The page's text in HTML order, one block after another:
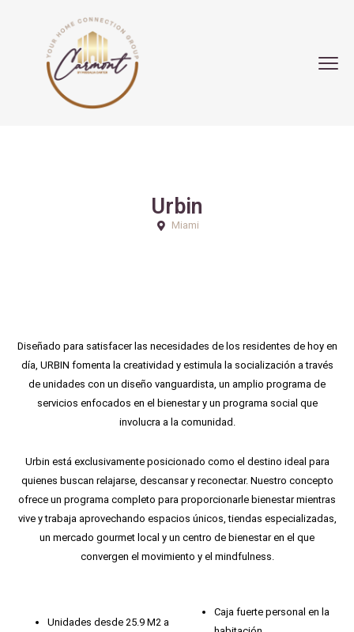
Urbin
Miami
Diseñado para satisfacer las necesidades de los residentes de hoy en
día, URBIN fomenta la creatividad y estimula la socialización a través
de unidades con un diseño vanguardista, un amplio programa de
servicios enfocados en el bienestar y un programa social que
involucra a la comunidad.
Urbin está exclusivamente posicionado como el destino ideal para
quienes buscan relajarse, descansar y reconectar. Nuestro concepto
ofrece un programa completo para proporcionarle bienestar mientras
vive y trabaja aprovechando espacios únicos, tiendas especializadas,
un mercado gourmet local y un centro de bienestar en el que
convergen el movimiento y el mindfulness.
Unidades desde 25.9 M2 a
Caja fuerte personal en la